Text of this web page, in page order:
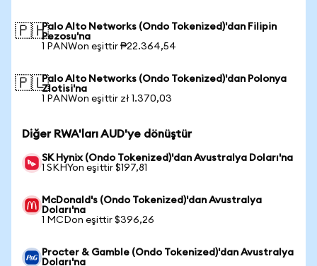
🇵🇭Palo Alto Networks (Ondo Tokenized)'dan Filipin
Pezosu'na
1 PANWon eşittir ₱22.364,54
🇵🇱Palo Alto Networks (Ondo Tokenized)'dan Polonya
Zlotisi'na
1 PANWon eşittir zł 1.370,03
Diğer RWA'ları AUD'ye dönüştür
SK Hynix (Ondo Tokenized)'dan Avustralya Doları'na
1 SKHYon eşittir $197,81
McDonald's (Ondo Tokenized)'dan Avustralya
Doları'na
1 MCDon eşittir $396,26
Procter & Gamble (Ondo Tokenized)'dan Avustralya
Doları'na